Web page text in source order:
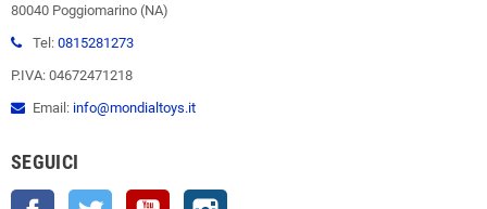
80040 Poggiomarino (NA)
Tel: 0815281273
P.IVA: 04672471218
Email: info@mondialtoys.it
SEGUICI
Facebook Twitter YouTube